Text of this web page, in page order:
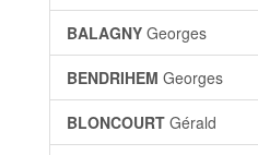
BALAGNY Georges
BENDRIHEM Georges
BLONCOURT Gérald